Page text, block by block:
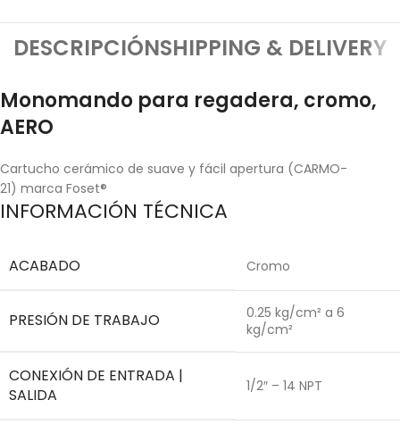
DESCRIPCIÓNSHIPPING & DELIVERY
Monomando para regadera, cromo,
AERO
Cartucho cerámico de suave y fácil apertura (CARMO-
21) marca Foset®
INFORMACIÓN TÉCNICA
ACABADO Cromo
PRESIÓN DE TRABAJO
0.25 kg/cm² a 6
kg/cm²
CONEXIÓN DE ENTRADA |
SALIDA
1/2″ – 14 NPT